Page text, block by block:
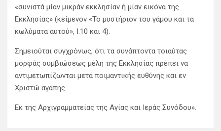
«συνιστά μίαν μικράν εκκλησίαν ή μίαν εικόνα της
Εκκλησίας» (κείμενον «Το μυστήριον του γάμου και τα
κωλύματα αυτού», Ι.10 και 4).
Σημειούται συγχρόνως, ότι τα συνάπτοντα τοιαύτας
μορφάς συμβιώσεως μέλη της Εκκλησίας πρέπει να
αντιμετωπίζωνται μετά ποιμαντικής ευθύνης και εν
Χριστώ αγάπης.
Εκ της Αρχιγραμματείας της Αγίας και Ιεράς Συνόδου».